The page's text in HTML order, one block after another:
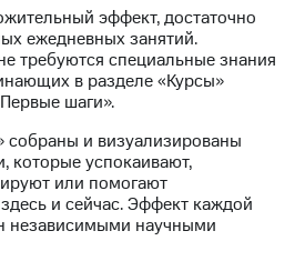
эффект, достаточно
ежедневных занятий.
требуются специальные знания
в разделе «Курсы»
шаги».
собраны и визуализированы
которые успокаивают,
или помогают
и сейчас. Эффект каждой
независимыми научными